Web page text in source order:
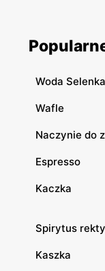
Woda Selenka
Wafle
Naczynie do
Espresso
Kaczka
Spirytus
Kaszka